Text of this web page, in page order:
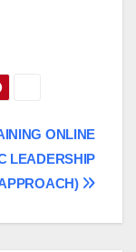
ONLINE
LEADERSHIP